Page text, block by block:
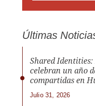
Últimas
Shared Identities:
celebran un año
compartidas en
Julio 31, 2026